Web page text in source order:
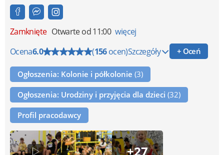
Zamknięte Otwarte od 11:00 więcej
Ocena6.0 (156ocen)Szczegóły + Oceń
Ogłoszenia: Kolonie i półkolonie (3)
Ogłoszenia: Urodziny i przyjęcia dla dzieci (32)
Profil pracodawcy
+27